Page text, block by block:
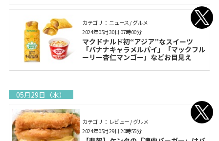
カテゴリ： ニュース / グルメ
マクドナルド初“アジア”なスイーツ
「バナナキャラメルパイ」「マックフル
ーリー杏仁マンゴー」などお目見え
2024年05月30日 07時00分
05月29日（水）
カテゴリ： レビュー / グルメ
2024年05月29日 20時55分